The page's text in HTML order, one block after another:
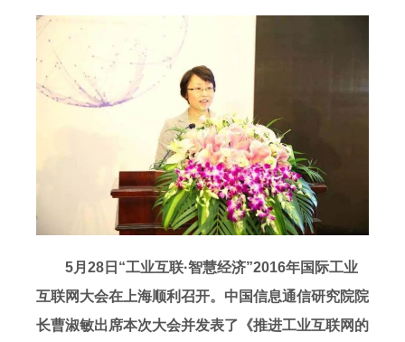
5月28日“工业互联·智慧经济”2016年国际工业
互联网大会在上海顺利召开。中国信息通信研究院院
长曹淑敏出席本次大会并发表了《推进工业互联网的